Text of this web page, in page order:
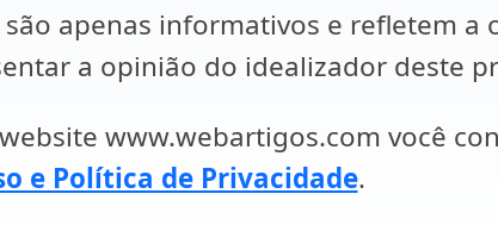
apenas informativos e refletem
a opinião do idealizador deste
www.webartigos.com você
e Política de Privacidade.